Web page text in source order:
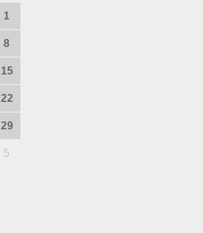
1
8
15
22
29
5